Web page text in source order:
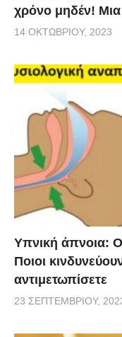
χρόνο μηδέν! Μια
14 ΟΚΤΩΒΡΊΟΥ, 2023
Υπνική άπνοια:
Ποιοι
αντιμετωπίσετε
23 ΣΕΠΤΕΜΒΡΊΟΥ,